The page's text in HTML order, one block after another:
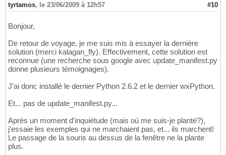
tyrtamos, le 23/06/2009 à 12h57 #10
Bonjour,
De retour de voyage, je me suis mis à essayer la dernière
solution (merci kalagan_fly). Effectivement, cette solution est
reconnue (une recherche sous google avec update_manifest.py
donne plusieurs témoignages).
J'ai donc installé le dernier Python 2.6.2 et le dernier wxPython.
Et... pas de update_manifest.py...
Après un moment d'inquiétude (mais où me suis-je planté?),
j'essaie les exemples qui ne marchaient pas, et... ils marchent!
Le passage de la souris au dessus de la fenêtre ne la plante
plus.